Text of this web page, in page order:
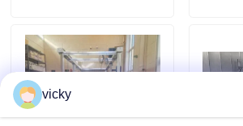
Dinamometro di coppia di torsione
Dinamometro ad alta velocità
vicky